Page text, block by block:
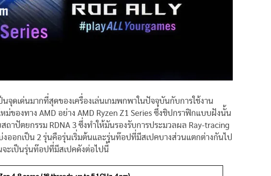
จุดเด่นมากที่สุดของเครื่องเล่นเกมพกพาในปัจจุบันกับการใช้งาน
ของทาง AMD อย่าง AMD Ryzen Z1 Series ซึ่งชิปกราฟิกแบบฝังนั้น
ถาปัตยกรรม RDNA 3 ซึ่งทำให้มันรองรับการประมวลผล Ray-tracing
งออกเป็น 2 รุ่นคือรุ่นเริ่มต้นและรุ่นท๊อปที่มีสเปคบางส่วนแตกต่างกันไป
จะเป็นรุ่นท๊อปที่มีสเปคดังต่อไปนี้